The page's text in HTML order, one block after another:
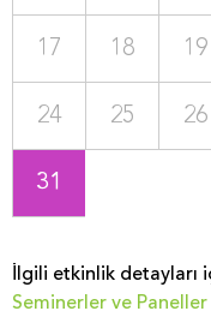
17 18 19
24 25 26
31
İlgili etkinlik detayları
Seminerler ve Paneller